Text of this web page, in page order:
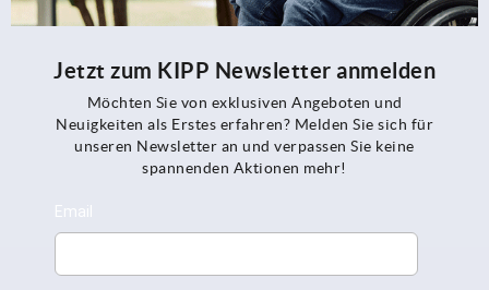
Jetzt zum KIPP Newsletter anmelden
Möchten Sie von exklusiven Angeboten und
Neuigkeiten als Erstes erfahren? Melden Sie sich für
unseren Newsletter an und verpassen Sie keine
spannenden Aktionen mehr!